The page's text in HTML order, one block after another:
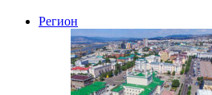
Регион